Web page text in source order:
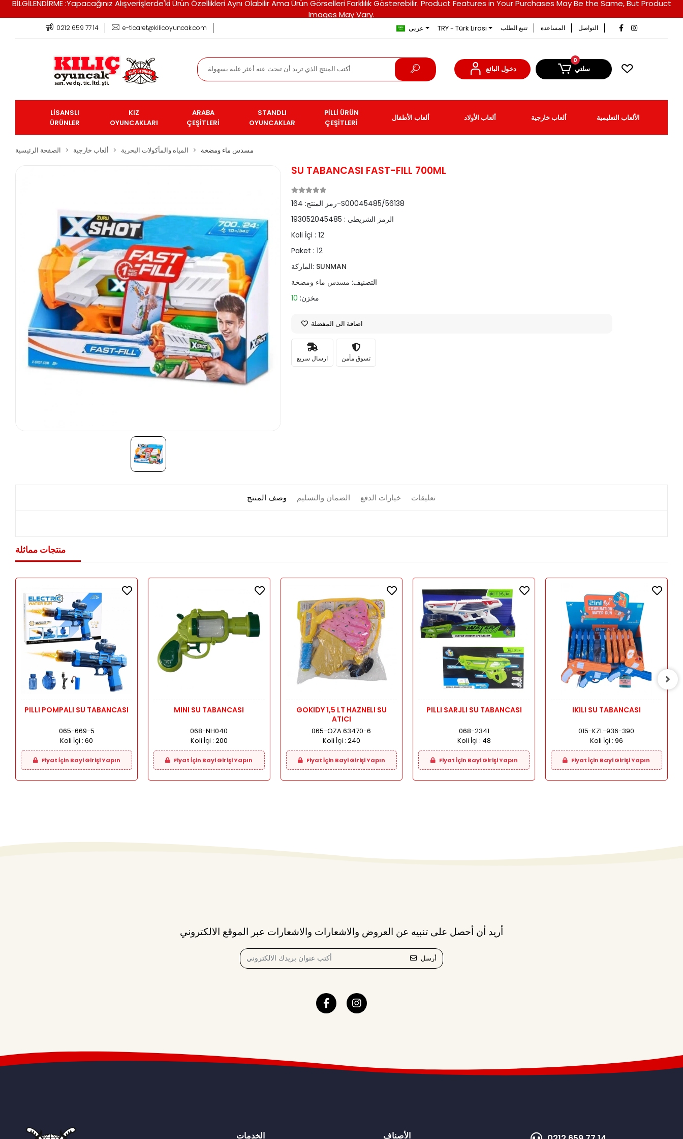
BİLGİLENDİRME :Yapacağınız Alışverişlerde'ki Ürün Özellikleri Aynı Olabilir Ama Ürün Görselleri Farklılık Gösterebilir. Product Features in Your Purchases May Be the Same, But Product
Images May Vary.
0212 659 77 14 e-ticaret@kilicoyuncak.com عربى TRY - Türk Lirası تتبع الطلب المساعدة التواصل
دخول البائع
0
سلتي
LİSANSLI
ÜRÜNLER
KIZ
OYUNCAKLARI
ARABA
ÇEŞİTLERİ
STANDLI
OYUNCAKLAR
PİLLİ ÜRÜN
ÇEŞİTLERİ
ألعاب الأطفال ألعاب الأولاد ألعاب خارجية الألعاب التعليمية
الصفحة الرئيسية ألعاب خارجية المياه والمأكولات البحرية مسدس ماء ومضخة
SU TABANCASI FAST-FILL 700ML
رمز المنتج:164-S00045485/56138
الرمز الشريطي : 193052045485
Koli İçi :12
Paket :12
الماركة: SUNMAN
التصنيف: مسدس ماء ومضخة
مخزن: 10
اضافة الى المفضلة
ارسال سريع تسوق مأمن
وصف المنتج الضمان والتسليم خيارات الدفع تعليقات
منتجات مماثلة
PILLI POMPALI SU TABANCASI
065-669-5
Koli İçi :60
Fiyat İçin Bayi Girişi Yapın
MINI SU TABANCASI
068-NH040
Koli İçi : 200
Fiyat İçin Bayi Girişi Yapın
GOKIDY 1,5 LT HAZNELI SU
ATICI
065-OZA.63470-6
Koli İçi : 240
Fiyat İçin Bayi Girişi Yapın
PILLI SARJLI SU TABANCASI
068-2341
Koli İçi : 48
Fiyat İçin Bayi Girişi Yapın
IKILI SU TABANCASI
015-KZL-936-390
Koli İçi : 96
Fiyat İçin Bayi Girişi Yapın
أريد أن أحصل على تنبيه عن العروض والاشعارات والاشعارات عبر الموقع الالكتروني
أرسل
الخدمات الأصناف